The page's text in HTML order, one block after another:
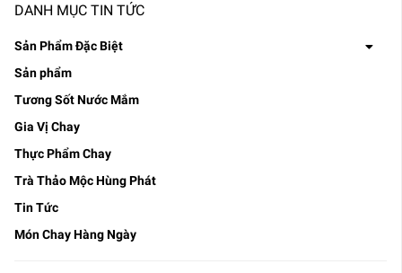
DANH MỤC TIN TỨC
Sản Phẩm Đặc Biệt
Sản phẩm
Tương Sốt Nước Mắm
Gia Vị Chay
Thực Phẩm Chay
Trà Thảo Mộc Hùng Phát
Tin Tức
Món Chay Hàng Ngày